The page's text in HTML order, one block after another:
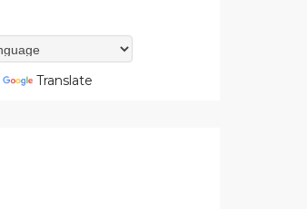
Translate